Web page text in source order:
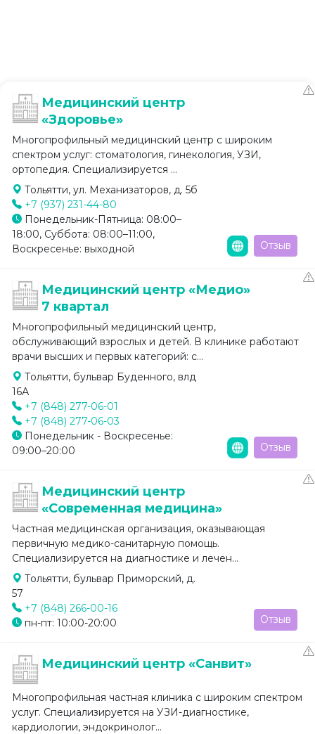
Медицинский центр
«Здоровье»
Многопрофильный медицинский центр с широким
спектром услуг: стоматология, гинекология, УЗИ,
ортопедия. Специализируется ...
Тольятти, ул. Механизаторов, д. 5б
+7 (937) 231-44-80
Понедельник-Пятница: 08:00–
18:00, Суббота: 08:00–11:00,
Воскресенье: выходной
Отзыв
Медицинский центр «Медио»
7 квартал
Многопрофильный медицинский центр,
обслуживающий взрослых и детей. В клинике работают
врачи высших и первых категорий: с...
Тольятти, бульвар Буденного, влд
16А
+7 (848) 277-06-01
+7 (848) 277-06-03
Понедельник - Воскресенье:
09:00–20:00
Отзыв
Медицинский центр
«Современная медицина»
Частная медицинская организация, оказывающая
первичную медико-санитарную помощь.
Специализируется на диагностике и лечен...
Тольятти, бульвар Приморский, д.
57
+7 (848) 266-00-16
пн-пт: 10:00-20:00
Отзыв
Медицинский центр «Санвит»
Многопрофильная частная клиника с широким спектром
услуг. Специализируется на УЗИ-диагностике,
кардиологии, эндокринолог...